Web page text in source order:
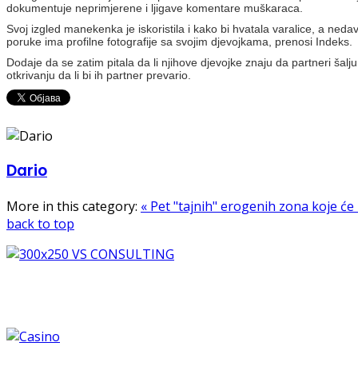
dokumentuje neprimjerene i ljigave komentare muškaraca.
Svoj izgled manekenka je iskoristila i kako bi hvatala varalice, a
poruke ima profilne fotografije sa svojim djevojkama, prenosi Indeks.
Dodaje da se zatim pitala da li njihove djevojke znaju da partneri
otkrivanju da li bi ih partner prevario.
Dario
More in this category: « Pet "tajnih" erogenih zona koje
back to top